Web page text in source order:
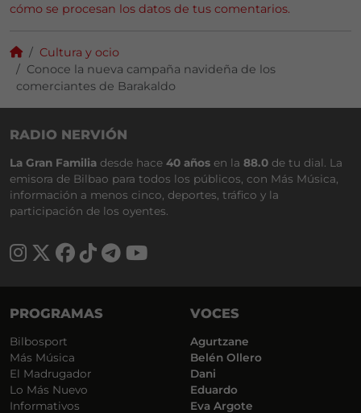
cómo se procesan los datos de tus comentarios.
Cultura y ocio
Conoce la nueva campaña navideña de los
comerciantes de Barakaldo
RADIO NERVIÓN
La Gran Familia desde hace 40 años en la 88.0 de tu dial. La
emisora de Bilbao para todos los públicos, con Más Música,
información a menos cinco, deportes, tráfico y la
participación de los oyentes.
PROGRAMAS
Bilbosport
Más Música
El Madrugador
Lo Más Nuevo
Informativos
VOCES
Agurtzane
Belén Ollero
Dani
Eduardo
Eva Argote